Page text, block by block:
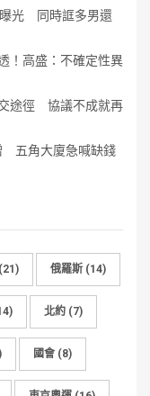
曝光 同時誆多男還
！高盛：不確定性異
途徑 協議不成就再
五角大廈急喊缺錢
(21) 俄羅斯 (14)
北約 (7)
國會 (8)